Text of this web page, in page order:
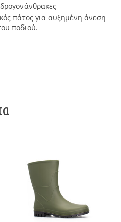
πάτος για αυξημένη άνεση
ποδιού.